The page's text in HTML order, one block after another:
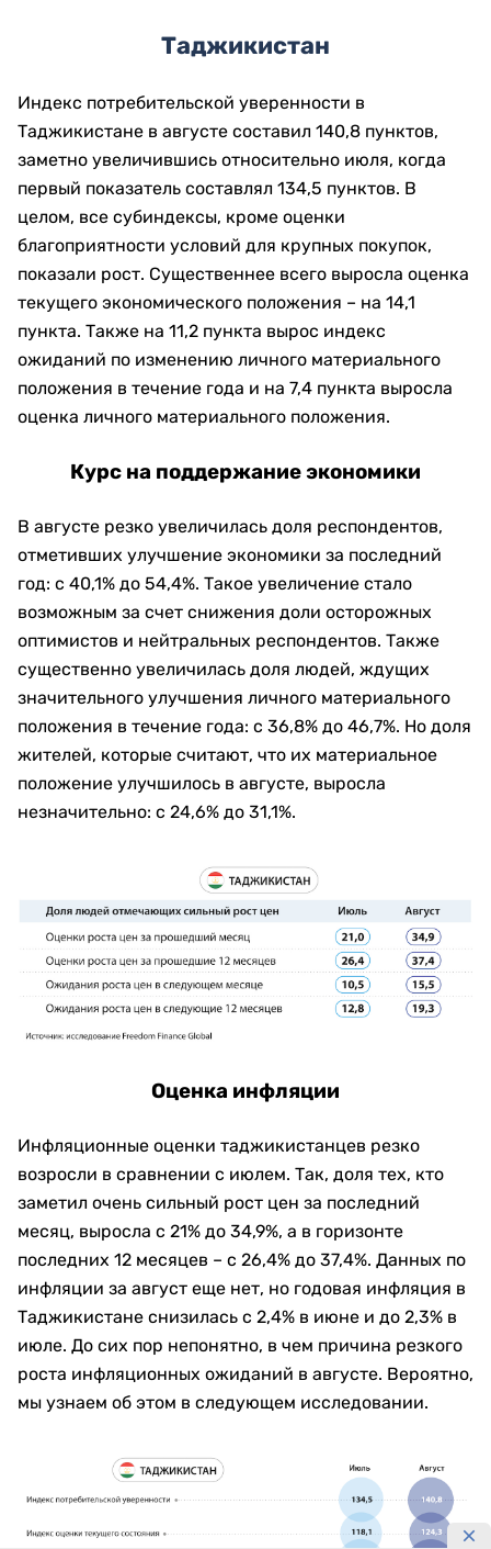
Таджикистан
Индекс потребительской уверенности в
Таджикистане в августе составил 140,8 пунктов,
заметно увеличившись относительно июля, когда
первый показатель составлял 134,5 пунктов. В
целом, все субиндексы, кроме оценки
благоприятности условий для крупных покупок,
показали рост. Существеннее всего выросла оценка
текущего экономического положения – на 14,1
пункта. Также на 11,2 пункта вырос индекс
ожиданий по изменению личного материального
положения в течение года и на 7,4 пункта выросла
оценка личного материального положения.
Курс на поддержание экономики
В августе резко увеличилась доля респондентов,
отметивших улучшение экономики за последний
год: с 40,1% до 54,4%. Такое увеличение стало
возможным за счет снижения доли осторожных
оптимистов и нейтральных респондентов. Также
существенно увеличилась доля людей, ждущих
значительного улучшения личного материального
положения в течение года: с 36,8% до 46,7%. Но доля
жителей, которые считают, что их материальное
положение улучшилось в августе, выросла
незначительно: с 24,6% до 31,1%.
Оценка инфляции
Инфляционные оценки таджикистанцев резко
возросли в сравнении с июлем. Так, доля тех, кто
заметил очень сильный рост цен за последний
месяц, выросла с 21% до 34,9%, а в горизонте
последних 12 месяцев – с 26,4% до 37,4%. Данных по
инфляции за август еще нет, но годовая инфляция в
Таджикистане снизилась с 2,4% в июне и до 2,3% в
июле. До сих пор непонятно, в чем причина резкого
роста инфляционных ожиданий в августе. Вероятно,
мы узнаем об этом в следующем исследовании.